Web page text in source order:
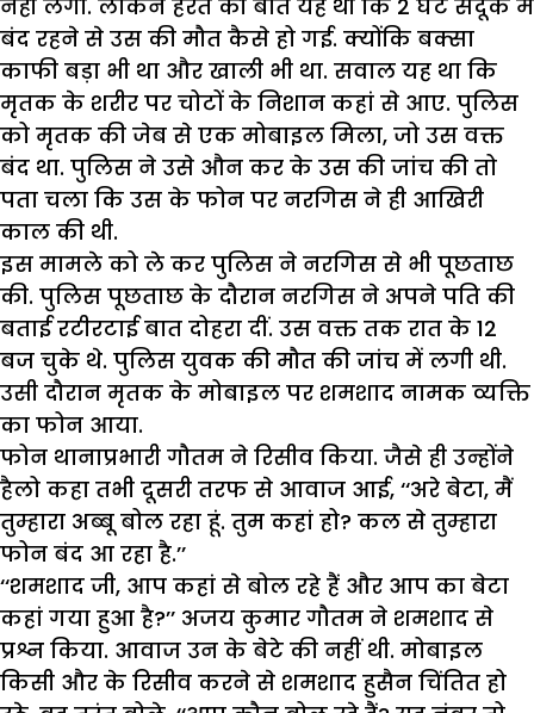
नहीं लगी. लेकिन हैरत की बात यह थी कि 2 घंटे संदूक में
बंद रहने से उस की मौत कैसे हो गई. क्योंकि बक्सा
काफी बड़ा भी था और खाली भी था. सवाल यह था कि
मृतक के शरीर पर चोटों के निशान कहां से आए. पुलिस
को मृतक की जेब से एक मोबाइल मिला, जो उस वक्त
बंद था. पुलिस ने उसे औन कर के उस की जांच की तो
पता चला कि उस के फोन पर नरगिस ने ही आखिरी
काल की थी.
इस मामले को ले कर पुलिस ने नरगिस से भी पूछताछ
की. पुलिस पूछताछ के दौरान नरगिस ने अपने पति की
बताई रटीरटाई बात दोहरा दीं. उस वक्त तक रात के 12
बज चुके थे. पुलिस युवक की मौत की जांच में लगी थी.
उसी दौरान मृतक के मोबाइल पर शमशाद नामक व्यक्ति
का फोन आया.
फोन थानाप्रभारी गौतम ने रिसीव किया. जैसे ही उन्होंने
हैलो कहा तभी दूसरी तरफ से आवाज आई, ‘‘अरे बेटा, मैं
तुम्हारा अब्बू बोल रहा हूं. तुम कहां हो? कल से तुम्हारा
फोन बंद आ रहा है.’’
‘‘शमशाद जी, आप कहां से बोल रहे हैं और आप का बेटा
कहां गया हुआ है?’’ अजय कुमार गौतम ने शमशाद से
प्रश्न किया. आवाज उन के बेटे की नहीं थी. मोबाइल
किसी और के रिसीव करने से शमशाद हुसैन चिंतित हो